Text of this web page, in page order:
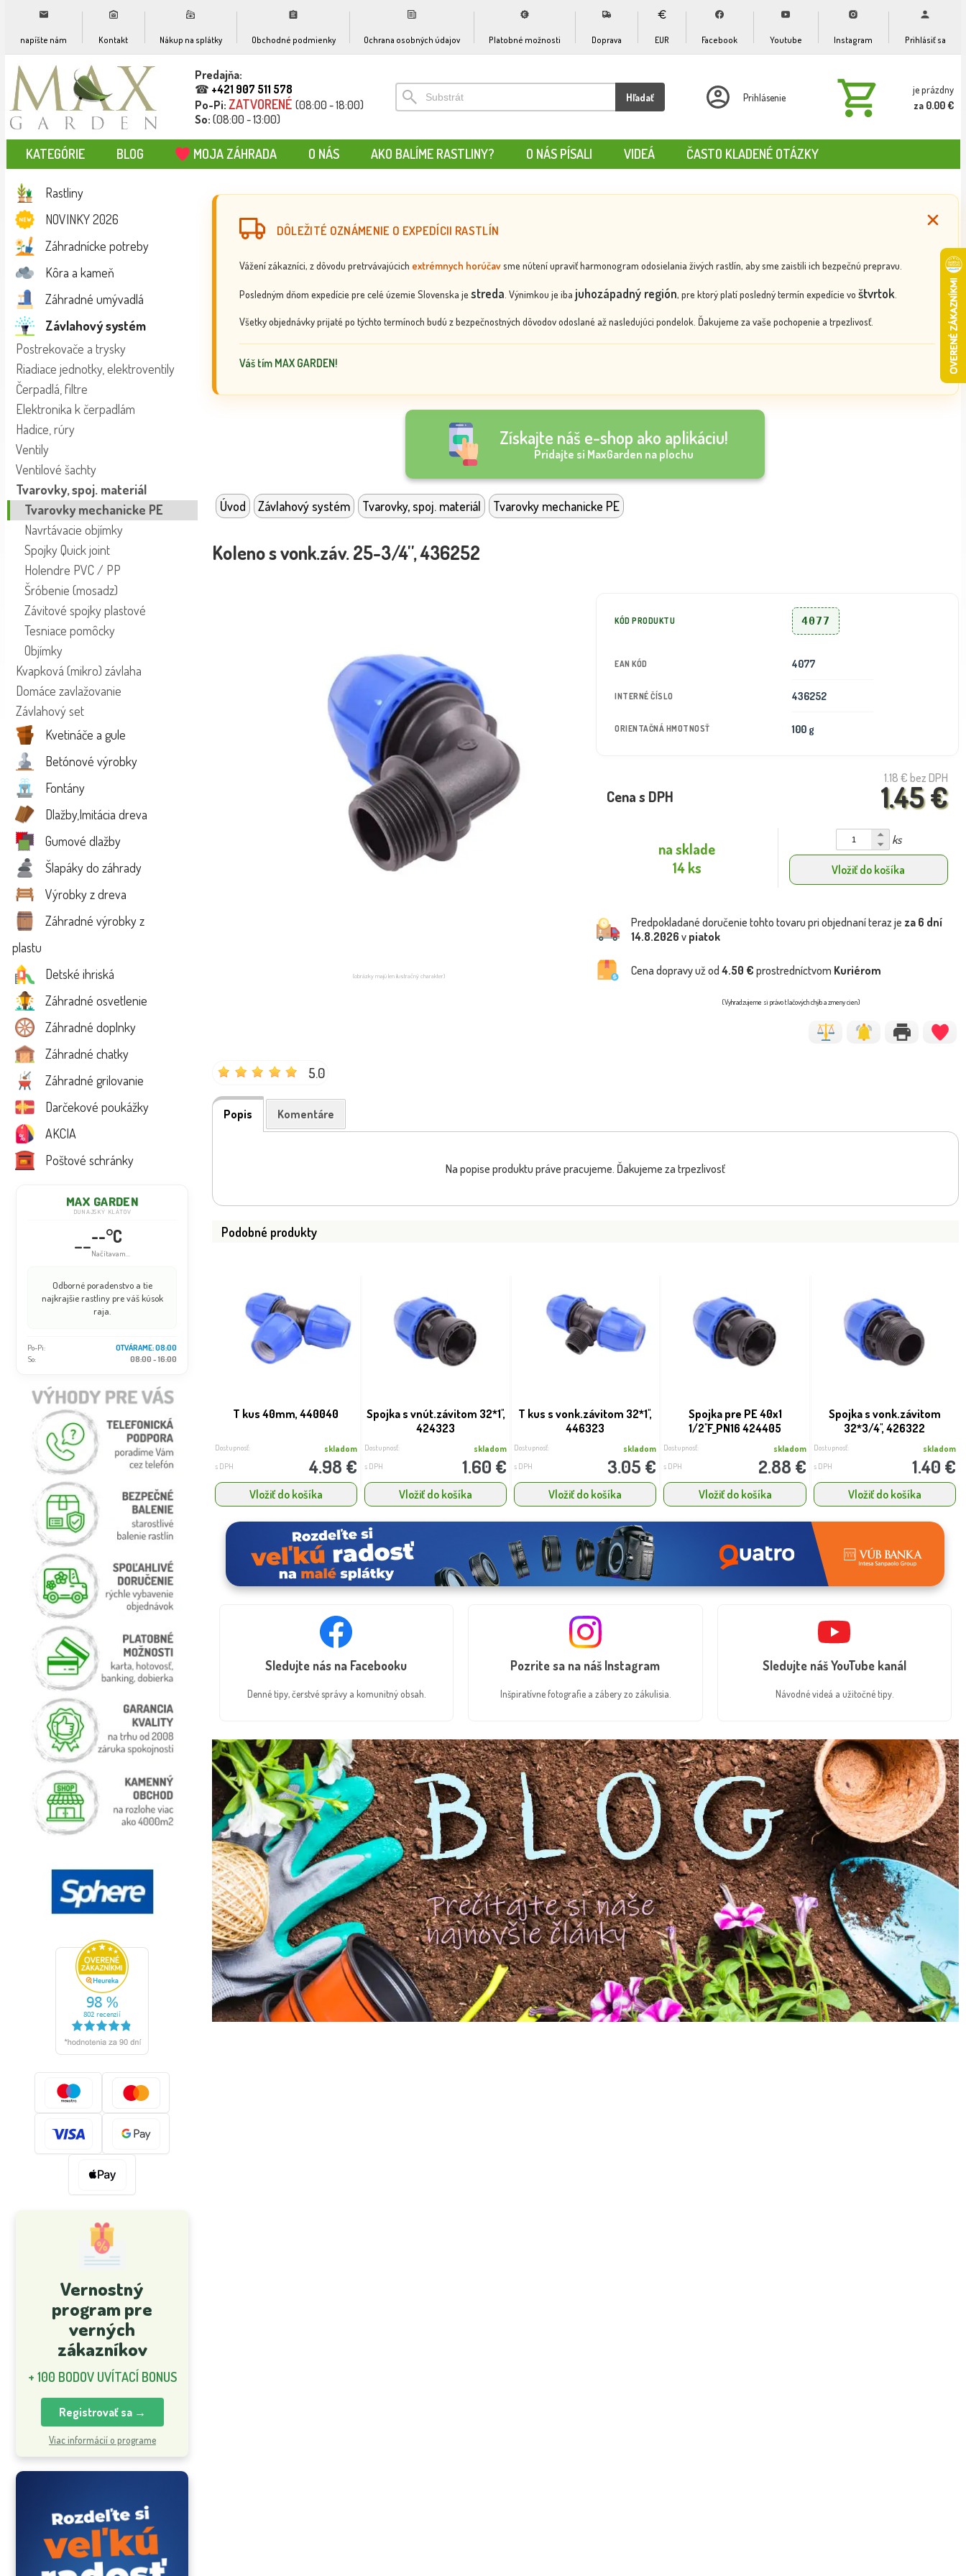
napíšte nám Kontakt Nákup na splátky Obchodné podmienky Ochrana osobných údajov Platobné možnosti Doprava EUR Facebook Youtube Instagram Prihlásiť sa
Predajňa:
☎ +421 907 511 578
Po-Pi: ZATVORENÉ (08:00 - 18:00)
So: (08:00 - 13:00)
Hľadať Prihlásenie
je prázdny
za 0.00 €
KATEGÓRIE BLOG MOJA ZÁHRADA O NÁS AKO BALÍME RASTLINY? O NÁS PÍSALI VIDEÁ ČASTO KLADENÉ OTÁZKY
Rastliny
NOVINKY 2026
Záhradnícke potreby
Kôra a kameň
Záhradné umývadlá
Závlahový systém
Postrekovače a trysky
Riadiace jednotky, elektroventily
Čerpadlá, filtre
Elektronika k čerpadlám
Hadice, rúry
Ventily
Ventilové šachty
Tvarovky, spoj. materiál
Tvarovky mechanicke PE
Navrtávacie objímky
Spojky Quick joint
Holendre PVC / PP
Šróbenie (mosadz)
Závitové spojky plastové
Tesniace pomôcky
Objímky
Kvapková (mikro) závlaha
Domáce zavlažovanie
Závlahový set
Kvetináče a gule
Betónové výrobky
Fontány
Dlažby,Imitácia dreva
Gumové dlažby
Šlapáky do záhrady
Výrobky z dreva
Záhradné výrobky z
plastu
Detské ihriská
Záhradné osvetlenie
Záhradné doplnky
Záhradné chatky
Záhradné grilovanie
Darčekové poukážky
AKCIA
Poštové schránky
MAX GARDEN
DUNAJSKÝ KLÁTOV
----°C
Načítavam...
Odborné poradenstvo a tie
najkrajšie rastliny pre váš kúsok
raja.
Po-Pi:
OTVÁRAME: 08:00
So:
08:00 - 16:00
Vernostný
program pre
verných
zákazníkov
+ 100 BODOV UVÍTACÍ BONUS
Registrovať sa →
Viac informácií o programe
DÔLEŽITÉ OZNÁMENIE O EXPEDÍCII RASTLÍN
Vážení zákazníci, z dôvodu pretrvávajúcich extrémnych horúčavsme nútení upraviť harmonogram odosielania živých rastlín, aby sme zaistili ich bezpečnú prepravu.
Posledným dňom expedície pre celé územie Slovenska je streda . Výnimkou je iba juhozápadný región, pre ktorý platí posledný termín expedície vo štvrtok.
Všetky objednávky prijaté po týchto termínoch budú z bezpečnostných dôvodov odoslané až nasledujúci pondelok. Ďakujeme za vaše pochopenie a trpezlivosť.
Váš tím MAX GARDEN!
Získajte náš e-shop ako aplikáciu!
Pridajte si MaxGarden na plochu
Úvod Závlahový systém Tvarovky, spoj. materiál Tvarovky mechanicke PE
Koleno s vonk.záv. 25-3/4'', 436252
(obrázky majú len ilustračný charakter)
KÓD PRODUKTU 4077
EAN KÓD 4077
INTERNÉ ČÍSLO 436252
ORIENTAČNÁ HMOTNOSŤ 100 g
1.18 € bez DPH
1.45 €
Cena s DPH
na sklade
14 ks
ks
Vložiť do košíka
Predpokladané doručenie tohto tovaru pri objednaní teraz je za 6 dní
14.8.2026 v piatok
Cena dopravy už od4.50 € prostredníctvom Kuriérom
(Vyhradzujeme si právo tlačových chýb a zmeny cien)
5.0
Popis Komentáre
Na popise produktu práve pracujeme. Ďakujeme za trpezlivosť
Podobné produkty
T kus 40mm, 440040
Dostupnosť: skladom
s DPH 4.98 €
Vložiť do košíka
Spojka s vnút.závitom 32*1'',
424323
Dostupnosť: skladom
s DPH 1.60 €
Vložiť do košíka
T kus s vonk.závitom 32*1'',
446323
Dostupnosť: skladom
s DPH 3.05 €
Vložiť do košíka
Spojka pre PE 40x1
1/2''F_PN16 424405
Dostupnosť: skladom
s DPH 2.88 €
Vložiť do košíka
Spojka s vonk.závitom
32*3/4'', 426322
Dostupnosť: skladom
s DPH 1.40 €
Vložiť do košíka
Sledujte nás na Facebooku
Denné tipy, čerstvé správy a komunitný obsah.
Pozrite sa na náš Instagram
Inšpiratívne fotografie a zábery zo zákulisia.
Sledujte náš YouTube kanál
Návodné videá a užitočné tipy.